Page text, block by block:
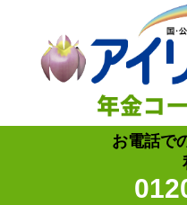
お電話で